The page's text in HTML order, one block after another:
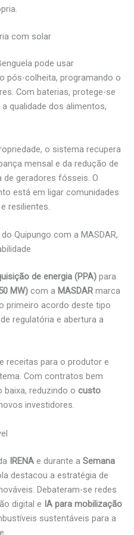
com solar
pode usar
pós-colheita, programando o
Com baterias, protege-se
qualidade dos alimentos,
o sistema recupera
mensal e da redução de
geradores fósseis. O
está em ligar comunidades
e resilientes.
Quipungo com a MASDAR,
de energia (PPA) para
MW) com a MASDAR marca
primeiro acordo deste tipo
regulatória e abertura a
receitas para o produtor e
Com contratos bem
reduzindo o custo
investidores.
IRENA e durante a Semana
destacou a estratégia de
Debateram-se redes
digital e IA para mobilização
sustentáveis para a